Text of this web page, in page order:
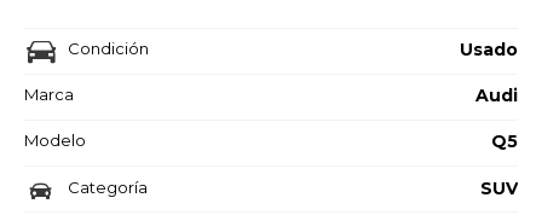
Condición Usado
Marca Audi
Modelo Q5
Categoría SUV